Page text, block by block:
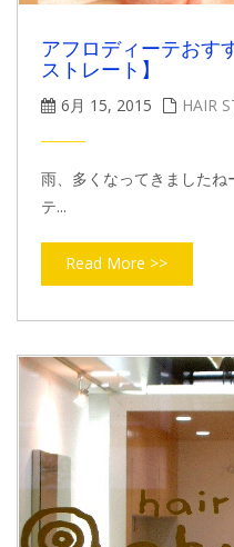
アフロディーテおす
ストレート】
6月 15, 2015 HAIR
雨、多くなってきました
テ...
Read More >>